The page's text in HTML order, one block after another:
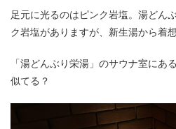
足元に光るのはピンク岩塩。湯どん
ク岩塩がありますが、新生湯から着
「湯どんぶり栄湯」のサウナ室に
似てる？